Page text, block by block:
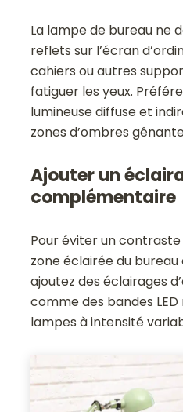
La lampe de bureau ne
reflets sur l’écran
cahiers ou autres
fatiguer les yeux.
lumineuse diffuse et
zones d’ombres
Ajouter un
complémentaire
Pour éviter un
zone éclairée du
ajoutez des éclairages
comme des bandes
lampes à intensité